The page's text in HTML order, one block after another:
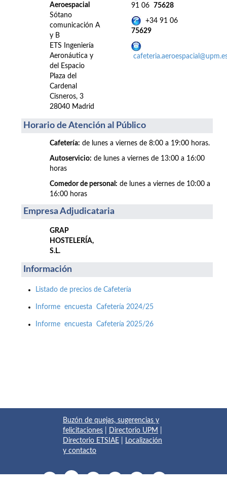
Aeroespacial
Sótano
comunicación A
y B
ETS Ingeniería
Aeronáutica y
del Espacio
Plaza del
Cardenal
Cisneros, 3
28040 Madrid
91 06 75628
+34 91 06
75629
Horario de Atención al Público
Cafetería: de lunes a viernes de 8:00 a 19:00 horas.
Autoservicio: de lunes a viernes de 13:00 a 16:00
horas
Comedor de personal: de lunes a viernes de 10:00 a
16:00 horas
Empresa Adjudicataria
GRAP
HOSTELERÍA,
S.L.
Información
Listado de precios de Cafetería
Informe encuesta Cafetería 2024/25
Informe encuesta Cafetería 2025/26
Buzón de quejas, sugerencias y
felicitaciones
Directorio UPM
Directorio ETSIAE
Localización
y contacto